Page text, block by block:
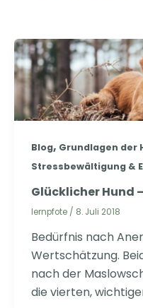
Blog, Grundlagen der
Stressbewältigung &
Glücklicher Hund
lernpfote / 8. Juli 2018
Bedürfnis nach
Wertschätzung.
nach der
die vierten,